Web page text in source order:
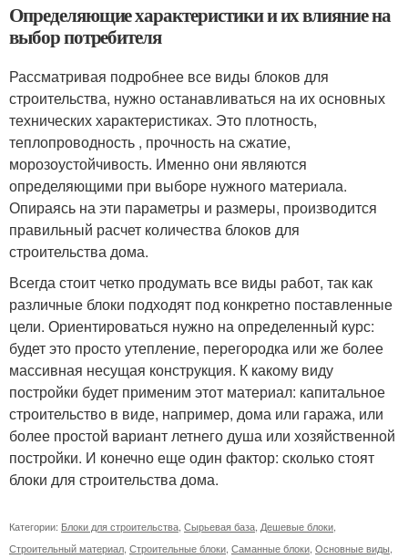
Определяющие характеристики и их влияние на
выбор потребителя
Рассматривая подробнее все виды блоков для
строительства, нужно останавливаться на их основных
технических характеристиках. Это плотность,
теплопроводность , прочность на сжатие,
морозоустойчивость. Именно они являются
определяющими при выборе нужного материала.
Опираясь на эти параметры и размеры, производится
правильный расчет количества блоков для
строительства дома.
Всегда стоит четко продумать все виды работ, так как
различные блоки подходят под конкретно поставленные
цели. Ориентироваться нужно на определенный курс:
будет это просто утепление, перегородка или же более
массивная несущая конструкция. К какому виду
постройки будет применим этот материал: капитальное
строительство в виде, например, дома или гаража, или
более простой вариант летнего душа или хозяйственной
постройки. И конечно еще один фактор: сколько стоят
блоки для строительства дома.
Категории: Блоки для строительства, Сырьевая база, Дешевые блоки,
Строительный материал, Строительные блоки, Саманные блоки, Основные виды,